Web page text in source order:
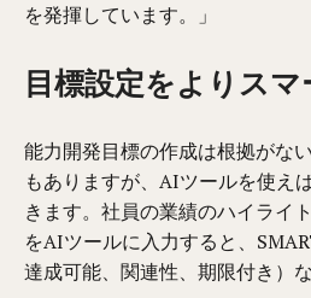
を発揮しています。」
目標設定をよりスマ
能力開発目標の作成は根拠がな
もありますが、AIツールを使え
きます。社員の業績のハイライ
をAIツールに入力すると、
達成可能、関連性、期限付き）